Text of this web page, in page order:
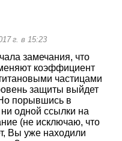
г. в 15:23
замечания, что
коэффициент
частицами
защиты выйдет
порывшись в
одной ссылки на
(не исключаю, что
Вы уже находили